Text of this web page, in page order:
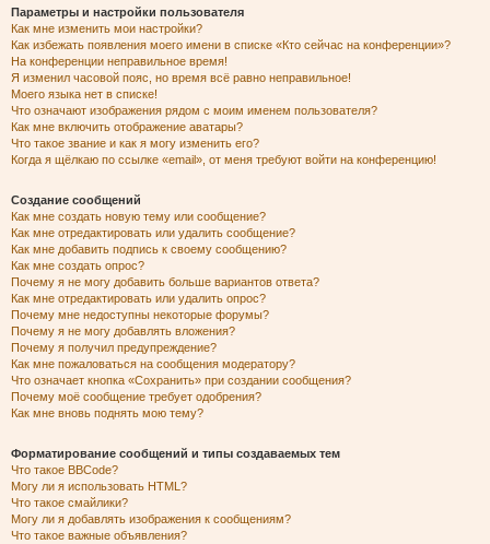
Параметры и настройки пользователя
Как мне изменить мои настройки?
Как избежать появления моего имени в списке «Кто сейчас на конференции»?
На конференции неправильное время!
Я изменил часовой пояс, но время всё равно неправильное!
Моего языка нет в списке!
Что означают изображения рядом с моим именем пользователя?
Как мне включить отображение аватары?
Что такое звание и как я могу изменить его?
Когда я щёлкаю по ссылке «email», от меня требуют войти на конференцию!
Создание сообщений
Как мне создать новую тему или сообщение?
Как мне отредактировать или удалить сообщение?
Как мне добавить подпись к своему сообщению?
Как мне создать опрос?
Почему я не могу добавить больше вариантов ответа?
Как мне отредактировать или удалить опрос?
Почему мне недоступны некоторые форумы?
Почему я не могу добавлять вложения?
Почему я получил предупреждение?
Как мне пожаловаться на сообщения модератору?
Что означает кнопка «Сохранить» при создании сообщения?
Почему моё сообщение требует одобрения?
Как мне вновь поднять мою тему?
Форматирование сообщений и типы создаваемых тем
Что такое BBCode?
Могу ли я использовать HTML?
Что такое смайлики?
Могу ли я добавлять изображения к сообщениям?
Что такое важные объявления?